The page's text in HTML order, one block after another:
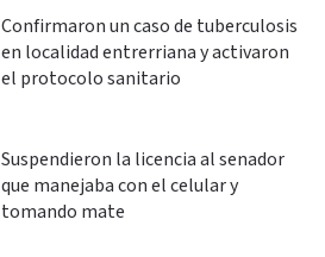
Confirmaron un caso de tuberculosis
en localidad entrerriana y activaron
el protocolo sanitario
Suspendieron la licencia al senador
que manejaba con el celular y
tomando mate